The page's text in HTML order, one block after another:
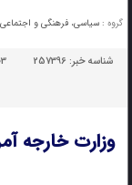
گروه : سیاسی، فرهنگی و اجتماعی
شناسه خبر:257396 03 آگوست 2025 - 12:14